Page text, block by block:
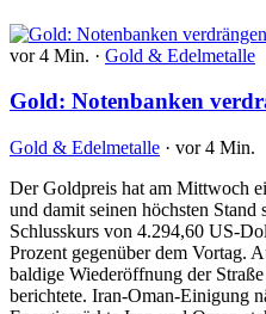
vor 4 Min. · Gold & Edelmetalle
Gold: Notenbanken
Gold & Edelmetalle · vor 4 Min.
Der Goldpreis hat am Mittwoch
und damit seinen höchsten
Schlusskurs von 4.294,60 US-
Prozent gegenüber dem Vortag.
baldige Wiederöffnung der
berichtete. Iran-Oman-Einigung